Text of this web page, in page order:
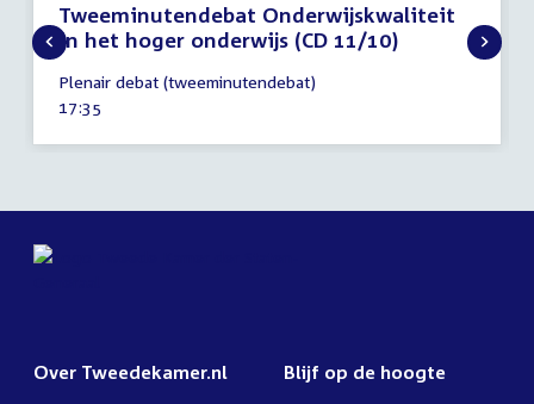
Tweeminutendebat Onderwijskwaliteit
in het hoger onderwijs (CD 11/10)
oktober
2023
Plenair debat (tweeminutendebat)
Tijd
17:35
Over Tweedekamer.nl Blijf op de hoogte